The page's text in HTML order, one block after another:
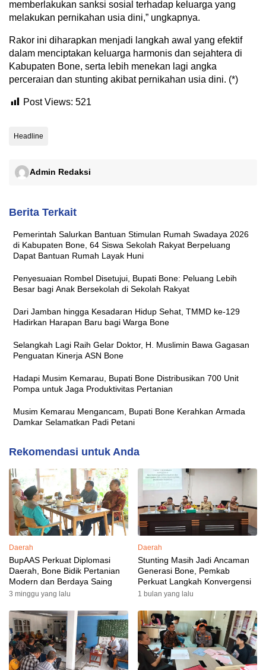
memberlakukan sanksi sosial terhadap keluarga yang
melakukan pernikahan usia dini,” ungkapnya.
Rakor ini diharapkan menjadi langkah awal yang efektif
dalam menciptakan keluarga harmonis dan sejahtera di
Kabupaten Bone, serta lebih menekan lagi angka
perceraian dan stunting akibat pernikahan usia dini. (*)
Post Views: 521
Headline
Admin Redaksi
Berita Terkait
Pemerintah Salurkan Bantuan Stimulan Rumah Swadaya 2026
di Kabupaten Bone, 64 Siswa Sekolah Rakyat Berpeluang
Dapat Bantuan Rumah Layak Huni
Penyesuaian Rombel Disetujui, Bupati Bone: Peluang Lebih
Besar bagi Anak Bersekolah di Sekolah Rakyat
Dari Jamban hingga Kesadaran Hidup Sehat, TMMD ke-129
Hadirkan Harapan Baru bagi Warga Bone
Selangkah Lagi Raih Gelar Doktor, H. Muslimin Bawa Gagasan
Penguatan Kinerja ASN Bone
Hadapi Musim Kemarau, Bupati Bone Distribusikan 700 Unit
Pompa untuk Jaga Produktivitas Pertanian
Musim Kemarau Mengancam, Bupati Bone Kerahkan Armada
Damkar Selamatkan Padi Petani
Rekomendasi untuk Anda
Daerah
BupAAS Perkuat Diplomasi
Daerah, Bone Bidik Pertanian
Modern dan Berdaya Saing
3 minggu yang lalu
Daerah
Stunting Masih Jadi Ancaman
Generasi Bone, Pemkab
Perkuat Langkah Konvergensi
1 bulan yang lalu